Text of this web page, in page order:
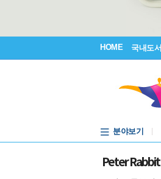
HOME 국내도서
분야보기
Peter Rabbit